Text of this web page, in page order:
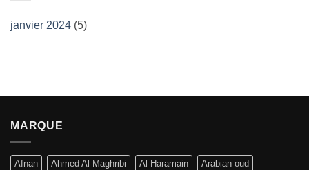
janvier 2024 (5)
MARQUE
Afnan Ahmed Al Maghribi Al Haramain Arabian oud